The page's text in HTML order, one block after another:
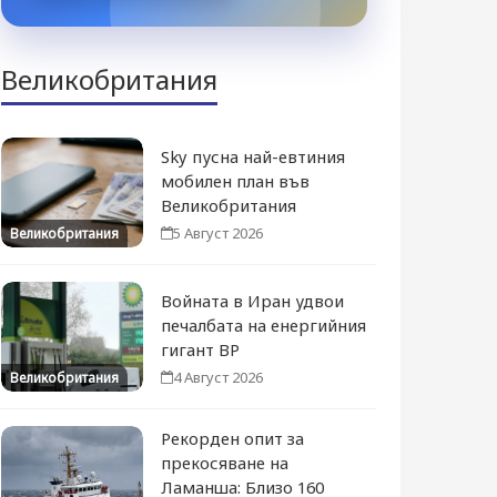
Великобритания
Великобритания
Sky пусна най-евтиния
мобилен план във
Великобритания
5 Август 2026
Великобритания
Войната в Иран удвои
печалбата на енергийния
гигант BP
4 Август 2026
Рекорден опит за
прекосяване на
Ламанша: Близо 160